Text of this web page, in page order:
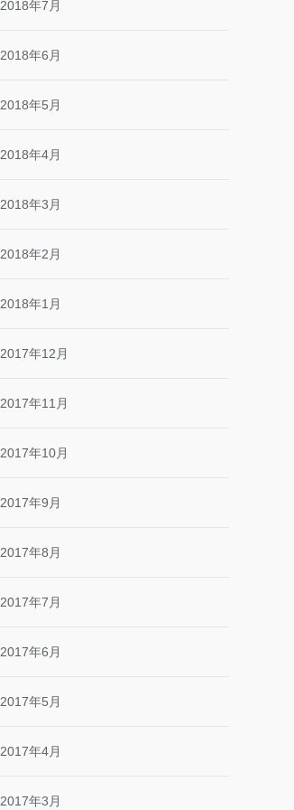
2018年7月
2018年6月
2018年5月
2018年4月
2018年3月
2018年2月
2018年1月
2017年12月
2017年11月
2017年10月
2017年9月
2017年8月
2017年7月
2017年6月
2017年5月
2017年4月
2017年3月